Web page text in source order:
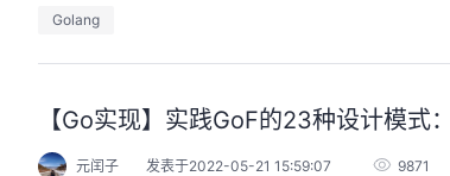
Golang
【Go实现】实践GoF的23种设计模式
元闰子 发表于2022-05-21 15:59:07 9871